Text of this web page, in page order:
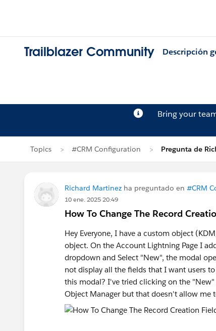
Trailblazer Community Descripción
Bring your
Topics #CRM Configuration Pregunta de
Richard Martinez ha preguntado en #CRM
10 ene. 2025 20:49
How To Change The Record
Hey Everyone, I have a custom object
object. On the Account Lightning Page I
dropdown and Select "New", the modal
not display all the fields that I want users
this modal? I've tried clicking on the
Object Manager but that doesn't allow me